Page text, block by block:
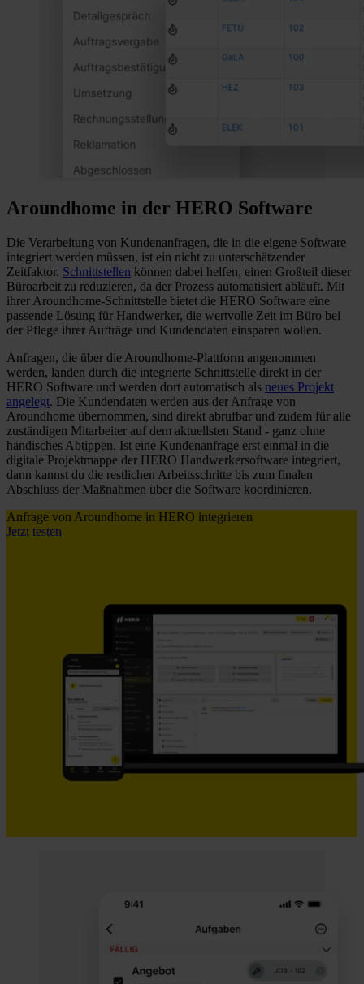
Aroundhome in der HERO Software
Die Verarbeitung von Kundenanfragen, die in die eigene Software
integriert werden müssen, ist ein nicht zu unterschätzender
Zeitfaktor. Schnittstellen können dabei helfen, einen Großteil dieser
Büroarbeit zu reduzieren, da der Prozess automatisiert abläuft. Mit
ihrer Aroundhome-Schnittstelle bietet die HERO Software eine
passende Lösung für Handwerker, die wertvolle Zeit im Büro bei
der Pflege ihrer Aufträge und Kundendaten einsparen wollen.
Anfragen, die über die Aroundhome-Plattform angenommen
werden, landen durch die integrierte Schnittstelle direkt in der
HERO Software und werden dort automatisch als neues Projekt
angelegt. Die Kundendaten werden aus der Anfrage von
Aroundhome übernommen, sind direkt abrufbar und zudem für alle
zuständigen Mitarbeiter auf dem aktuellsten Stand - ganz ohne
händisches Abtippen. Ist eine Kundenanfrage erst einmal in die
digitale Projektmappe der HERO Handwerkersoftware integriert,
dann kannst du die restlichen Arbeitsschritte bis zum finalen
Abschluss der Maßnahmen über die Software koordinieren.
Anfrage von Aroundhome in HERO integrieren
Jetzt testen